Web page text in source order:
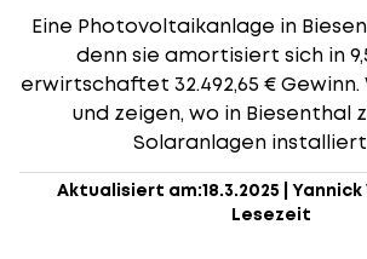
Eine Photovoltaikanlage in
denn sie amortisiert sich in
erwirtschaftet 32.492,65 €
und zeigen, wo in Biesenthal
Solaranlagen
Aktualisiert am:18.3.2025
Lesezeit